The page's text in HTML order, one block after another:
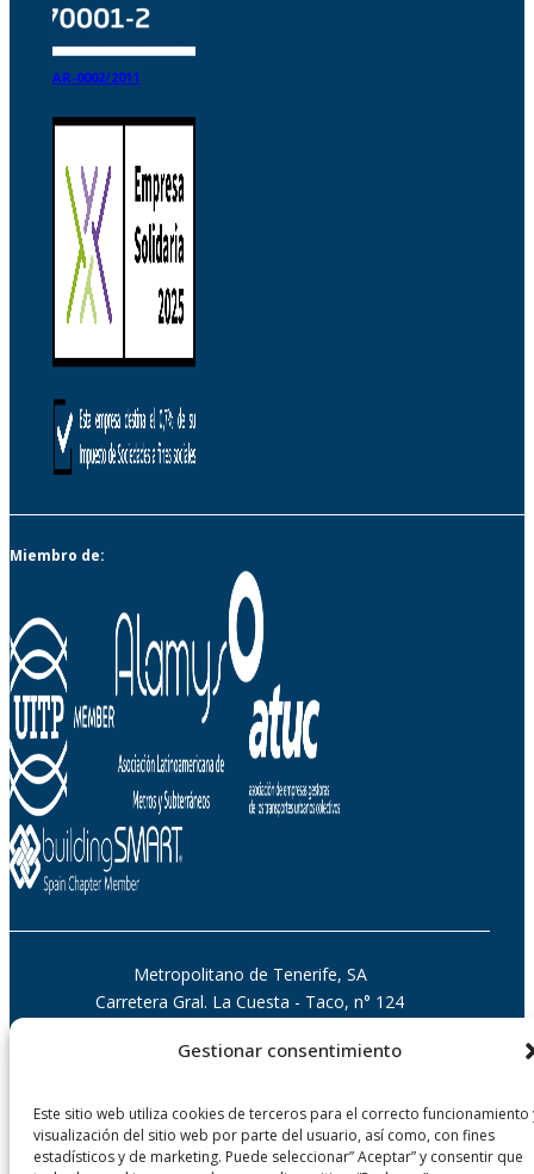
Gestionar consentimiento
Este sitio web utiliza cookies de terceros para el correcto funcionamiento
visualización del sitio web por parte del usuario, así como, con fines
estadísticos y de marketing. Puede seleccionar” Aceptar” y consentir que
AR-0002/2011
Miembro de:
Metropolitano de Tenerife, SA
Carretera Gral. La Cuesta - Taco, n° 124
Islas Canarias, España